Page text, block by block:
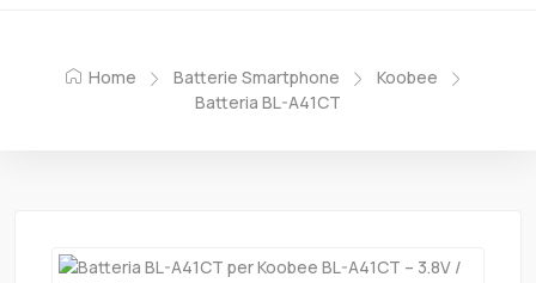
Home Batterie Smartphone
Koobee
Batteria BL-A41CT